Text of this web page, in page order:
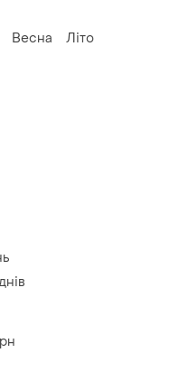
Весна
Літо